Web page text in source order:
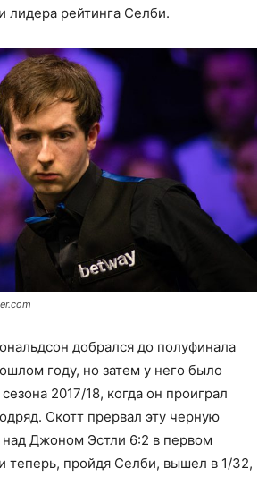
лидера рейтинга Селби.
добрался до полуфинала
году, но затем у него было
2017/18, когда он проиграл
Скотт прервал эту черную
Джоном Эстли 6:2 в первом
теперь, пройдя Селби, вышел в 1/32,